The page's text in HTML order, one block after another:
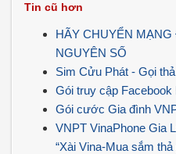
Tin cũ hơn
HÃY CHUYỂN
NGUYÊN SỐ
Sim Cửu Phát - Gọi
Gói truy cập Facebook
Gói cước Gia đình
VNPT VinaPhone Gia
“Xài Vina-Mua sắm